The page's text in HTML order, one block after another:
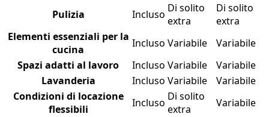
Pulizia
Incluso Di solito
extra
Di solito
extra
Elementi essenziali per la
cucina
Incluso Variabile
Variabile
Spazi adatti al lavoro
Incluso Variabile
Variabile
Lavanderia
Incluso Variabile
Variabile
Condizioni di locazione
flessibili
Incluso Di solito
extra
Variabile